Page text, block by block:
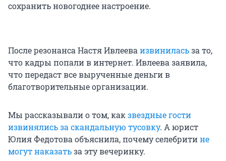
сохранить новогоднее настроение.
После резонанса Настя Ивлееваизвиниласьза то,
что кадры попали в интернет. Ивлеева заявила,
что передаст все вырученные деньги в
благотворительные организации.
Мы рассказывали о том, какзвездные гости
извинялись за скандальную тусовку. А юрист
Юлия Федотова объяснила, почему селебритине
могут наказатьза эту вечеринку.